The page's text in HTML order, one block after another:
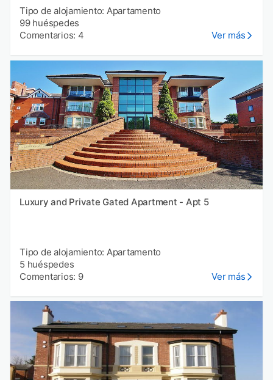
Tipo de alojamiento: Apartamento
99 huéspedes
Comentarios: 4
Ver más
Luxury and Private Gated Apartment - Apt 5
Tipo de alojamiento: Apartamento
5 huéspedes
Comentarios: 9
Ver más